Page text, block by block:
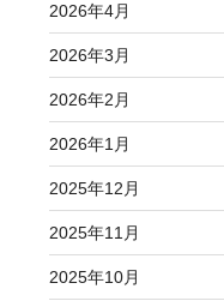
2026年4月
2026年3月
2026年2月
2026年1月
2025年12月
2025年11月
2025年10月